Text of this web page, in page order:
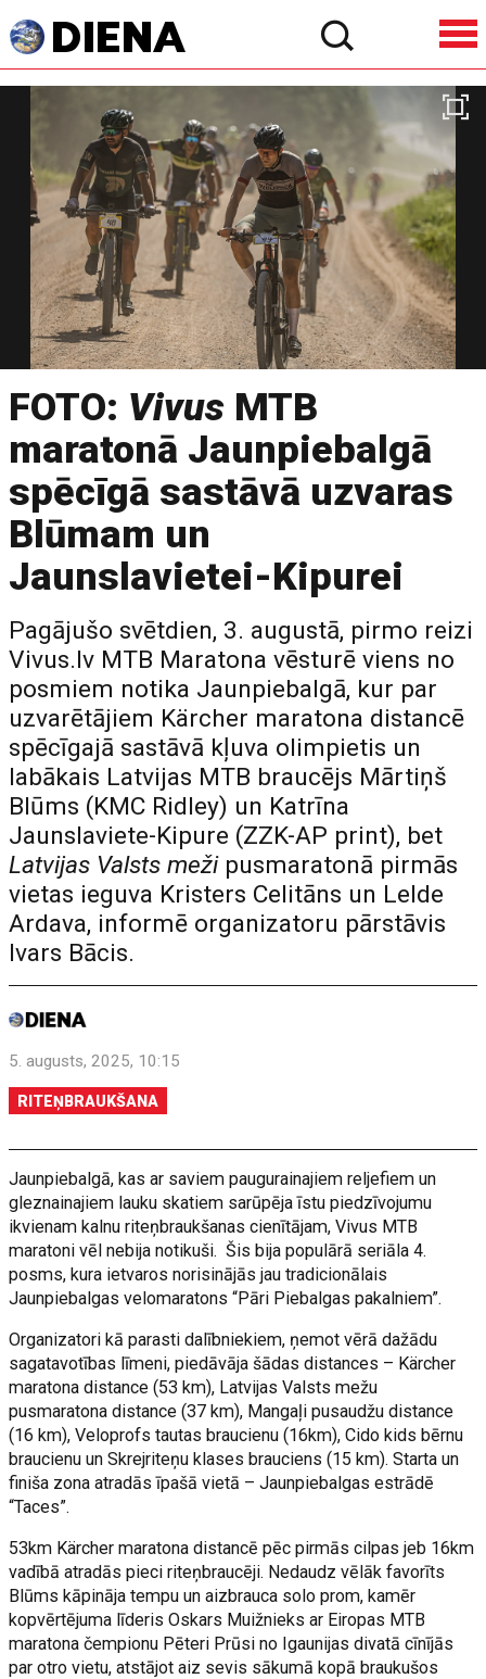
FOTO: Vivus MTB
maratonā Jaunpiebalgā
spēcīgā sastāvā uzvaras
Blūmam un
Jaunslavietei-Kipurei
Pagājušo svētdien, 3. augustā, pirmo reizi
Vivus.lv MTB Maratona vēsturē viens no
posmiem notika Jaunpiebalgā, kur par
uzvarētājiem Kärcher maratona distancē
spēcīgajā sastāvā kļuva olimpietis un
labākais Latvijas MTB braucējs Mārtiņš
Blūms (KMC Ridley) un Katrīna
Jaunslaviete-Kipure (ZZK-AP print), bet
Latvijas Valsts mežipusmaratonā pirmās
vietas ieguva Kristers Celitāns un Lelde
Ardava, informē organizatoru pārstāvis
Ivars Bācis.
5. augusts, 2025, 10:15
RITEŅBRAUKŠANA
Jaunpiebalgā, kas ar saviem paugurainajiem reljefiem un
gleznainajiem lauku skatiem sarūpēja īstu piedzīvojumu
ikvienam kalnu riteņbraukšanas cienītājam, Vivus MTB
maratoni vēl nebija notikuši. Šis bija populārā seriāla 4.
posms, kura ietvaros norisinājās jau tradicionālais
Jaunpiebalgas velomaratons “Pāri Piebalgas pakalniem”.
Organizatori kā parasti dalībniekiem, ņemot vērā dažādu
sagatavotības līmeni, piedāvāja šādas distances – Kärcher
maratona distance (53 km), Latvijas Valsts mežu
pusmaratona distance (37 km), Mangaļi pusaudžu distance
(16 km), Veloprofs tautas braucienu (16km), Cido kids bērnu
braucienu un Skrejriteņu klases brauciens (15 km). Starta un
finiša zona atradās īpašā vietā – Jaunpiebalgas estrādē
“Taces”.
53km Kärcher maratona distancē pēc pirmās cilpas jeb 16km
vadībā atradās pieci riteņbraucēji. Nedaudz vēlāk favorīts
Blūms kāpināja tempu un aizbrauca solo prom, kamēr
kopvērtējuma līderis Oskars Muižnieks ar Eiropas MTB
maratona čempionu Pēteri Prūsi no Igaunijas divatā cīnījās
par otro vietu, atstājot aiz sevis sākumā kopā braukušos